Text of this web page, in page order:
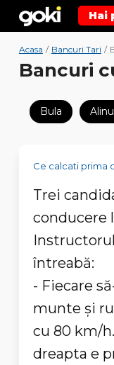
Hai
Acasa / Bancuri Tari /
Bancuri
Bula
Ce calcati prima
Trei
conducere
întreabă:
- Fiecare
munte și
cu 80 km/
dreapta e